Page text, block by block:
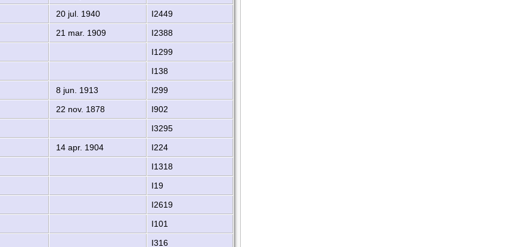
20 jul. 1940
I2449
21 mar. 1909
I2388
I1299
I138
8 jun. 1913
I299
22 nov. 1878
I902
I3295
14 apr. 1904
I224
I1318
I19
I2619
I101
I316